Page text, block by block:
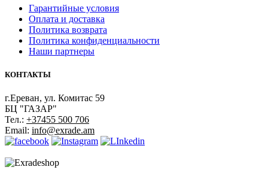
Гарантийные условия
Оплата и доставка
Политика возврата
Политика конфиденциальности
Наши партнеры
КОНТАКТЫ
г.Ереван, ул. Комитас 59
БЦ "ГАЗАР"
Тел.: +37455 500 706
Email: info@exrade.am